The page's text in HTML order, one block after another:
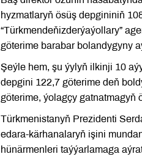
hyzmatlaryň ösüş depgininiň
“Türkmendeňizderýaýollary”
göterime barabar bolandygyny
Şeýle hem, şu ýylyň ilkinji 10
depgini 122,7 göterime deň
göterime, ýolagçy gatnatmagyň
Türkmenistanyň Prezidenti
edara-kärhanalaryň işini
hünärmenleri taýýarlamaga